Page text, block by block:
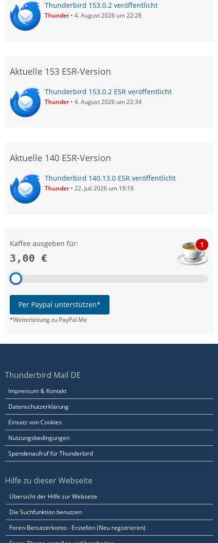
Thunderbird 153.0.2 veröffentlicht
Thunder 4. August 2026 um 22:28
Aktuelle 153 ESR-Version
Thunderbird 153.0.2 ESR veröffentlicht
Thunder 4. August 2026 um 22:34
Aktuelle 140 ESR-Version
Thunderbird 140.13.0 ESR veröffentlicht
Thunder 22. Juli 2026 um 19:16
Kaffee ausgeben für:
3,00 €
1
Per Paypal unterstützen*
*Weiterleitung zu PayPal.Me
Thunderbird Mail DE
Impressum & Kontakt
Datenschutzerklärung
Einsatz von Cookies
Nutzungsbedingungen
Spendenaufruf für Thunderbird
Hilfe zu dieser Webseite
Übersicht der Hilfe zur Webseite
Die Suchfunktion benutzen
Foren-Benutzerkonto - Erstellen (Neu registrieren)